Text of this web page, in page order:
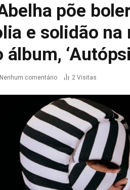
põe
e solidão
Nenhum comentário 2 Visitas